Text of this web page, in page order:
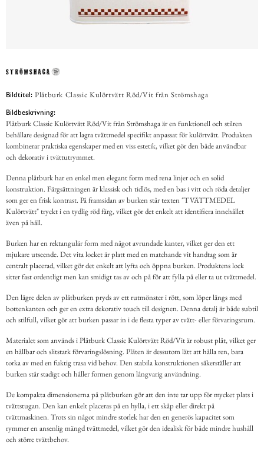
Bildtitel: Plåtburk Classic Kulörtvätt Röd/Vit från Strömshaga
Bildbeskrivning:
Plåtburk Classic Kulörtvätt Röd/Vit från Strömshaga är en funktionell och stilren
behållare designad för att lagra tvättmedel specifikt anpassat för kulörtvätt. Produkten
kombinerar praktiska egenskaper med en viss estetik, vilket gör den både användbar
och dekorativ i tvättutrymmet.
Denna plåtburk har en enkel men elegant form med rena linjer och en solid
konstruktion. Färgsättningen är klassisk och tidlös, med en bas i vitt och röda detaljer
som ger en frisk kontrast. På framsidan av burken står texten "TVÄTTMEDEL
Kulörtvätt" tryckt i en tydlig röd färg, vilket gör det enkelt att identifiera innehållet
även på håll.
Burken har en rektangulär form med något avrundade kanter, vilket ger den ett
mjukare utseende. Det vita locket är platt med en matchande vit handtag som är
centralt placerad, vilket gör det enkelt att lyfta och öppna burken. Produktens lock
sitter fast ordentligt men kan smidigt tas av och på för att fylla på eller ta ut tvättmedel.
Den lägre delen av plåtburken pryds av ett rutmönster i rött, som löper längs med
bottenkanten och ger en extra dekorativ touch till designen. Denna detalj är både subtil
och stilfull, vilket gör att burken passar in i de flesta typer av tvätt- eller förvaringsrum.
Materialet som används i Plåtburk Classic Kulörtvätt Röd/Vit är robust plåt, vilket ger
en hållbar och slitstark förvaringslösning. Plåten är dessutom lätt att hålla ren, bara
torka av med en fuktig trasa vid behov. Den stabila konstruktionen säkerställer att
burken står stadigt och håller formen genom långvarig användning.
De kompakta dimensionerna på plåtburken gör att den inte tar upp för mycket plats i
tvättstugan. Den kan enkelt placeras på en hylla, i ett skåp eller direkt på
tvättmaskinen. Trots sin något mindre storlek har den en generös kapacitet som
rymmer en ansenlig mängd tvättmedel, vilket gör den idealisk för både mindre hushåll
och större tvättbehov.